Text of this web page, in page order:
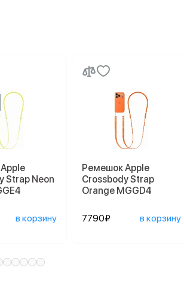
Strap Neon
в корзину
Ремешок Apple
Crossbody Strap
Orange MGGD4
7790₽ в корзину